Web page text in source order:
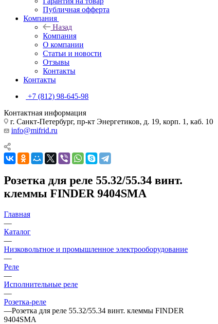
Публичная офферта
Компания
Назад
Компания
О компании
Статьи и новости
Отзывы
Контакты
Контакты
+7 (812) 98-645-98
Контактная информация
г. Санкт-Петербург, пр-кт Энергетиков, д. 19, корп. 1, каб. 10
info@mifrid.ru
Розетка для реле 55.32/55.34 винт.
клеммы FINDER 9404SMA
Главная
—
Каталог
—
Низковольтное и промышленное электрооборудование
—
Реле
—
Исполнительные реле
—
Розетка-реле
—Розетка для реле 55.32/55.34 винт. клеммы FINDER
9404SMA